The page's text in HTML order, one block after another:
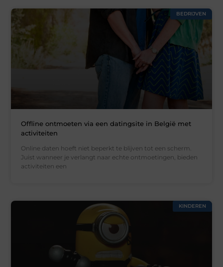
BEDRIJVEN
Offline ontmoeten via een datingsite in België met
activiteiten
Online daten hoeft niet beperkt te blijven tot een scherm.
Juist wanneer je verlangt naar echte ontmoetingen, bieden
activiteiten een
KINDEREN